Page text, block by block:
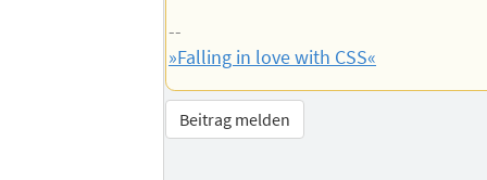
--
»Falling in love with CSS«
Beitrag melden